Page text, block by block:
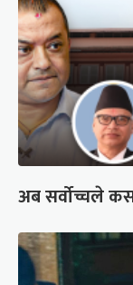
अब सर्वोच्चले